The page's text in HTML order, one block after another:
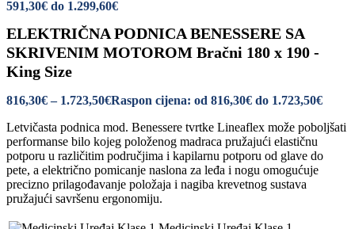
591,30€ do 1.299,60€
ELEKTRIČNA PODNICA BENESSERE SA
SKRIVENIM MOTOROM Bračni 180 x 190 -
King Size
816,30€ – 1.723,50€Raspon cijena: od 816,30€ do 1.723,50€
Letvičasta podnica mod. Benessere tvrtke Lineaflex može poboljšati
performanse bilo kojeg položenog madraca pružajući elastičnu
potporu u različitim područjima i kapilarnu potporu od glave do
pete, a električno pomicanje naslona za leđa i nogu omogućuje
precizno prilagođavanje položaja i nagiba krevetnog sustava
pružajući savršenu ergonomiju.